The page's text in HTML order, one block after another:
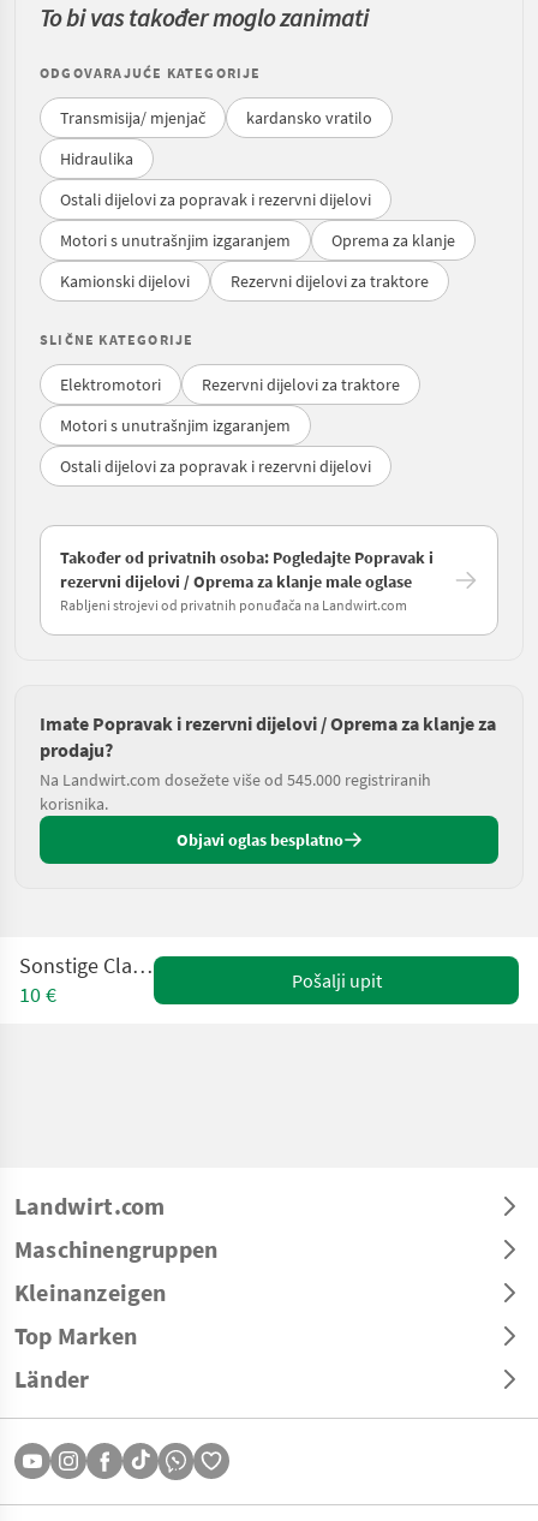
To bi vas također moglo zanimati
ODGOVARAJUĆE KATEGORIJE
Transmisija/ mjenjač
kardansko vratilo
Hidraulika
Ostali dijelovi za popravak i rezervni dijelovi
Motori s unutrašnjim izgaranjem
Oprema za klanje
Kamionski dijelovi
Rezervni dijelovi za traktore
SLIČNE KATEGORIJE
Elektromotori
Rezervni dijelovi za traktore
Motori s unutrašnjim izgaranjem
Ostali dijelovi za popravak i rezervni dijelovi
Također od privatnih osoba: Pogledajte Popravak i
rezervni dijelovi / Oprema za klanje male oglase
Rabljeni strojevi od privatnih ponuđača na Landwirt.com
Imate Popravak i rezervni dijelovi / Oprema za klanje za
prodaju?
Na Landwirt.com dosežete više od 545.000 registriranih
korisnika.
Objavi oglas besplatno
Sonstige Claas Corto
10 €
Pošalji upit
Landwirt.com
Maschinengruppen
Kleinanzeigen
Top Marken
Länder